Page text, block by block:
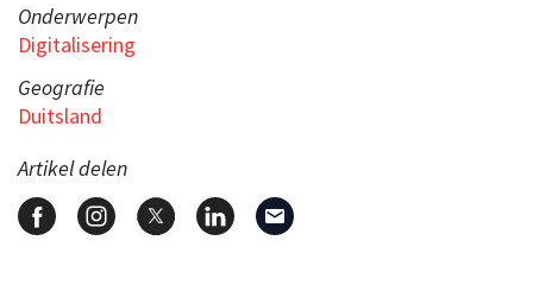
Onderwerpen
Digitalisering
Geografie
Duitsland
Artikel delen